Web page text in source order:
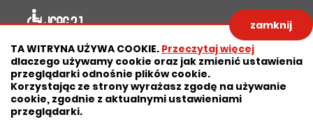
TA WITRYNA UŻYWA COOKIE. Przeczytaj więcej
dlaczego używamy cookie oraz jak zmienić ustawienia
przeglądarki odnośnie plików cookie.
Korzystając ze strony wyrażasz zgodę na używanie
cookie, zgodnie z aktualnymi ustawieniami
przeglądarki.
zamknij
Deklaracja dostępności
Polityka prywatności
Zastrzeżenia prawne
RODO
Deklaracja dostępności
Mapa strony